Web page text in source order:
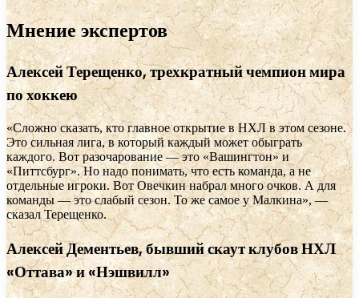
Мнение экспертов
Алексей Терещенко, трехкратный чемпион мира
по хоккею
«Сложно сказать, кто главное открытие в НХЛ в этом сезоне.
Это сильная лига, в который каждый может обыграть
каждого. Вот разочарование — это «Вашингтон» и
«Питтсбург». Но надо понимать, что есть команда, а не
отдельные игроки. Вот Овечкин набрал много очков. А для
команды — это слабый сезон. То же самое у Малкина», —
сказал Терещенко.
Алексей Дементьев, бывший скаут клубов НХЛ
«Оттава» и «Нэшвилл»